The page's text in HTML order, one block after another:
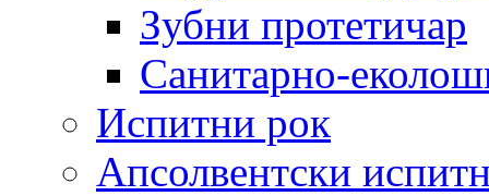
Зубни протетичар
Санитарно-
Испитни рок
Апсолвентски